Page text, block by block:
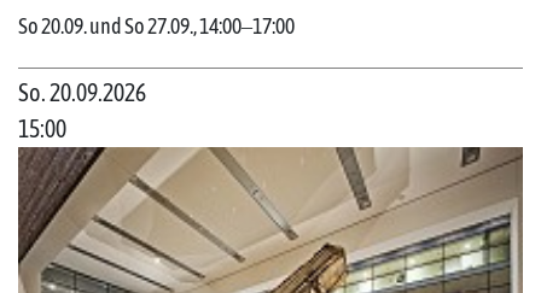
So 20.09. und So 27.09., 14:00‒17:00
So. 20.09.2026
15:00